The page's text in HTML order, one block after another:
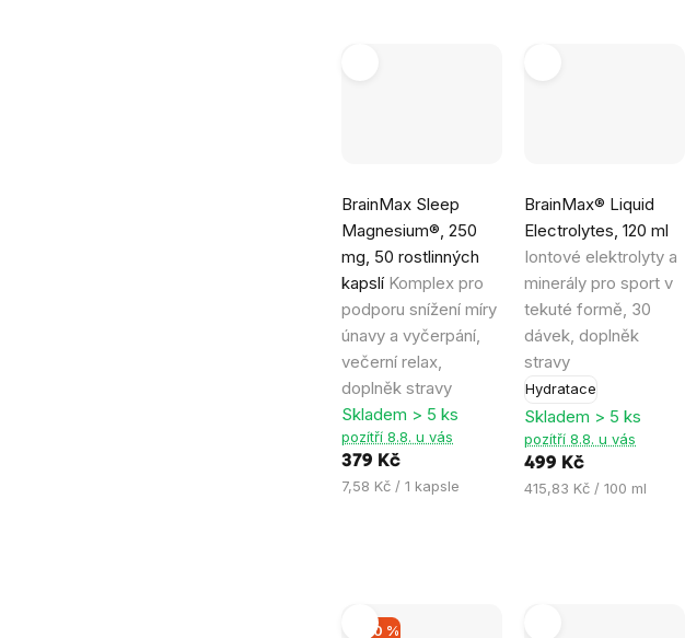
BrainMax Sleep
Magnesium®, 250
mg, 50 rostlinných
kapslí Komplex pro
podporu snížení míry
únavy a vyčerpání,
večerní relax,
doplněk stravy
hodnocení
produktu
je
4,6
z
5
hvězdiček.
Skladem > 5 ks
pozítří 8.8. u vás
379 Kč
Měrná
7,58 Kč / 1 kapsle
BrainMax® Liquid
Electrolytes, 120 ml
Iontové elektrolyty a
minerály pro sport v
tekuté formě, 30
dávek, doplněk
stravy
Hydratace
hodnocení
produktu
je
5,0
z
5
hvězdiček.
Skladem > 5 ks
pozítří 8.8. u vás
499 Kč
Měrná
415,83 Kč / 100 ml
–40 %